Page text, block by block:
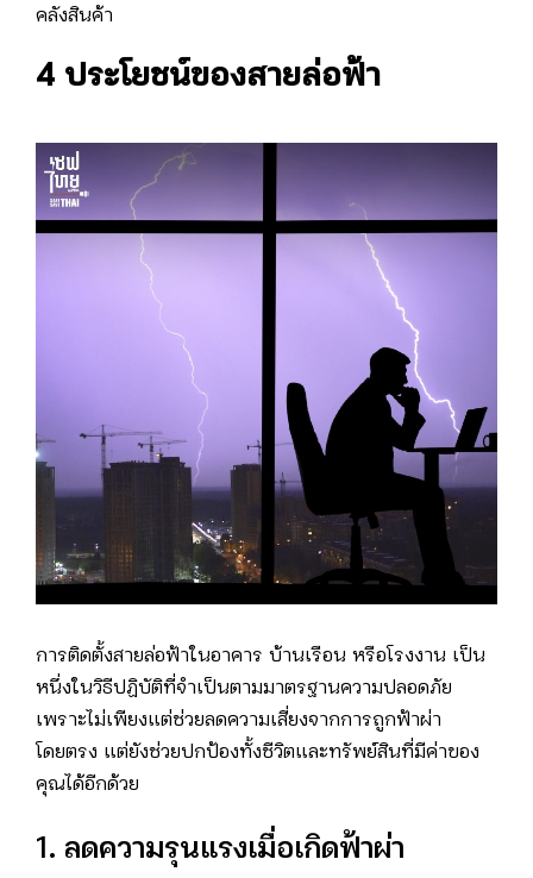
คลังสินค้า
4 ประโยชน์ของสายล่อฟ้า
การติดตั้งสายล่อฟ้าในอาคาร บ้านเรือน หรือโรงงาน เป็น
หนึ่งในวิธีปฏิบัติที่จำเป็นตามมาตรฐานความปลอดภัย
เพราะไม่เพียงแต่ช่วยลดความเสี่ยงจากการถูกฟ้าผ่า
โดยตรง แต่ยังช่วยปกป้องทั้งชีวิตและทรัพย์สินที่มีค่าของ
คุณได้อีกด้วย
1. ลดความรุนแรงเมื่อเกิดฟ้าผ่า